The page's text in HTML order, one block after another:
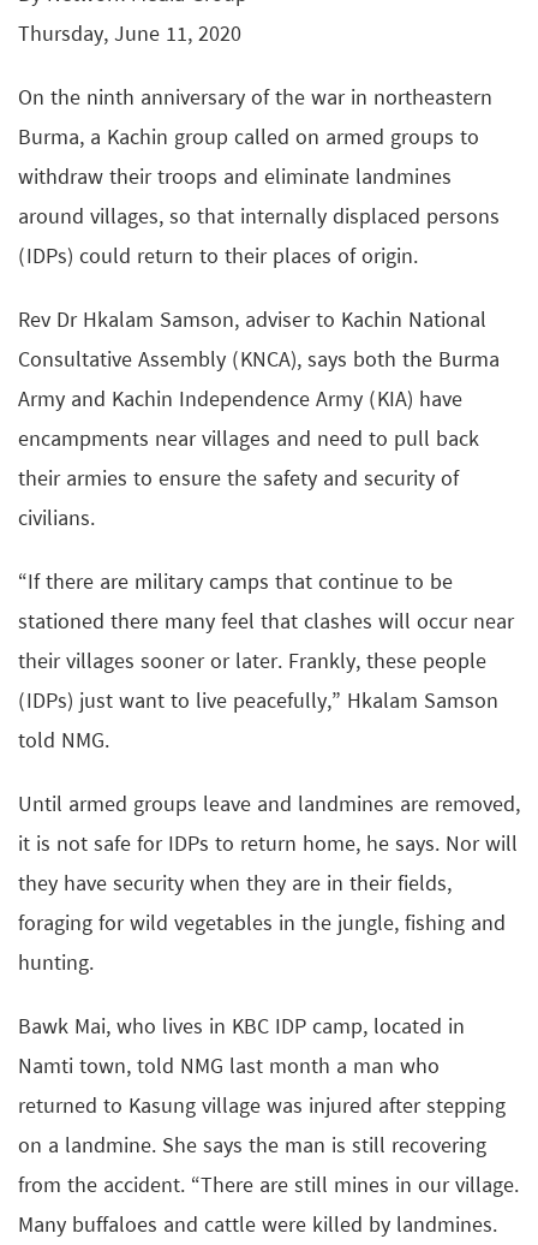
Thursday, June 11, 2020
On the ninth anniversary of the war in northeastern
Burma, a Kachin group called on armed groups to
withdraw their troops and eliminate landmines
around villages, so that internally displaced persons
(IDPs) could return to their places of origin.
Rev Dr Hkalam Samson, adviser to Kachin National
Consultative Assembly (KNCA), says both the Burma
Army and Kachin Independence Army (KIA) have
encampments near villages and need to pull back
their armies to ensure the safety and security of
civilians.
“If there are military camps that continue to be
stationed there many feel that clashes will occur near
their villages sooner or later. Frankly, these people
(IDPs) just want to live peacefully,” Hkalam Samson
told NMG.
Until armed groups leave and landmines are removed,
it is not safe for IDPs to return home, he says. Nor will
they have security when they are in their fields,
foraging for wild vegetables in the jungle, fishing and
hunting.
Bawk Mai, who lives in KBC IDP camp, located in
Namti town, told NMG last month a man who
returned to Kasung village was injured after stepping
on a landmine. She says the man is still recovering
from the accident. “There are still mines in our village.
Many buffaloes and cattle were killed by landmines.